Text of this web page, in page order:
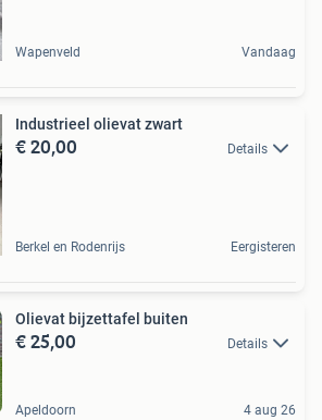
Wapenveld Vandaag
Industrieel olievat zwart
€ 20,00 Details
Berkel en Rodenrijs Eergisteren
Olievat bijzettafel buiten
€ 25,00 Details
Apeldoorn 4 aug 26